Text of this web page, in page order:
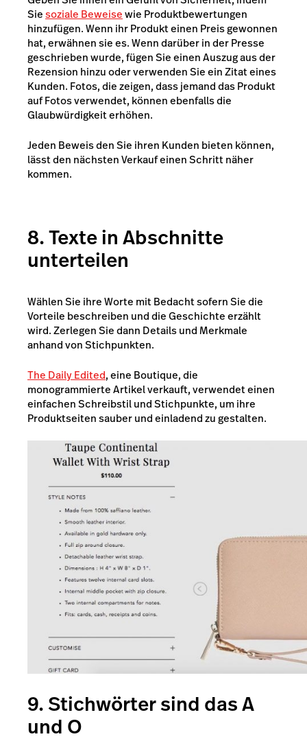
Siesoziale Beweisewie Produktbewertungen
hinzufügen. Wenn ihr Produkt einen Preis gewonnen
hat, erwähnen sie es. Wenn darüber in der Presse
geschrieben wurde, fügen Sie einen Auszug aus der
Rezension hinzu oder verwenden Sie ein Zitat eines
Kunden. Fotos, die zeigen, dass jemand das Produkt
auf Fotos verwendet, können ebenfalls die
Glaubwürdigkeit erhöhen.
Jeden Beweis den Sie ihren Kunden bieten können,
lässt den nächsten Verkauf einen Schritt näher
kommen.
8. Texte in Abschnitte
unterteilen
Wählen Sie ihre Worte mit Bedacht sofern Sie die
Vorteile beschreiben und die Geschichte erzählt
wird. Zerlegen Sie dann Details und Merkmale
anhand von Stichpunkten.
The Daily Edited, eine Boutique, die
monogrammierte Artikel verkauft, verwendet einen
einfachen Schreibstil und Stichpunkte, um ihre
Produktseiten sauber und einladend zu gestalten.
9. Stichwörter sind das A
und O